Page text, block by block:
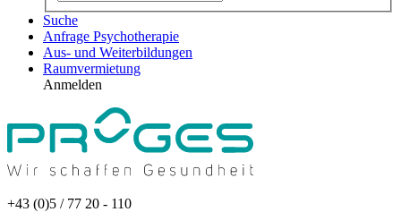
Suche
Anfrage Psychotherapie
Aus- und Weiterbildungen
Raumvermietung
Anmelden
+43 (0)5 / 77 20 - 110